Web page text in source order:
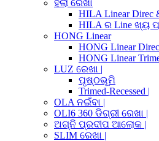
ହିଲା ରେଖା
HILA Linear
HILA ର Line ଖ୍ୟ
HONG Linear
HONG Linear
HONG Linear
LUZ ରେଖା |
ପୃଷ୍ଠଭୂମି
Trimed-Recessed |
OLA ନଇଁବା |
OLI6 360 ଡିଗ୍ରୀ ରେଖା |
ଅଗ୍ନି ପ୍ରଦୀପ ଆଲୋକ |
SLIM ରେଖା |